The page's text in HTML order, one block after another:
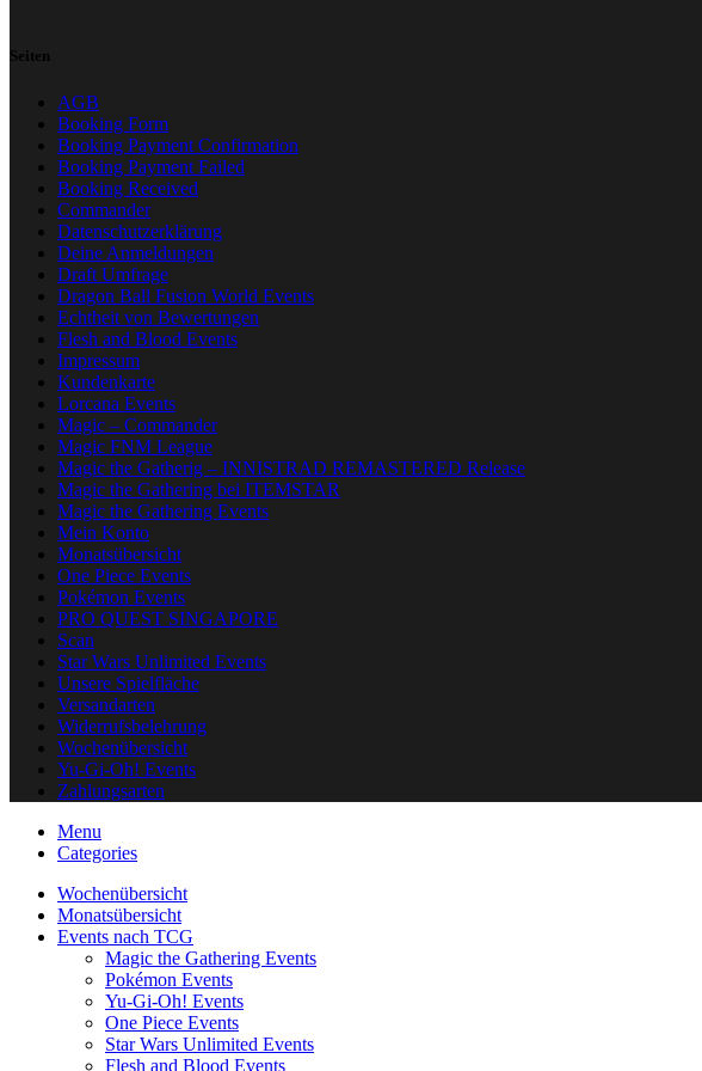
Seiten
AGB
Booking Form
Booking Payment Confirmation
Booking Payment Failed
Booking Received
Commander
Datenschutzerklärung
Deine Anmeldungen
Draft Umfrage
Dragon Ball Fusion World Events
Echtheit von Bewertungen
Flesh and Blood Events
Impressum
Kundenkarte
Lorcana Events
Magic – Commander
Magic FNM League
Magic the Gatherig – INNISTRAD REMASTERED Release
Magic the Gathering bei ITEMSTAR
Magic the Gathering Events
Mein Konto
Monatsübersicht
One Piece Events
Pokémon Events
PRO QUEST SINGAPORE
Scan
Star Wars Unlimited Events
Unsere Spielfläche
Versandarten
Widerrufsbelehrung
Wochenübersicht
Yu-Gi-Oh! Events
Zahlungsarten
Menu
Categories
Wochenübersicht
Monatsübersicht
Events nach TCG
Magic the Gathering Events
Pokémon Events
Yu-Gi-Oh! Events
One Piece Events
Star Wars Unlimited Events
Flesh and Blood Events